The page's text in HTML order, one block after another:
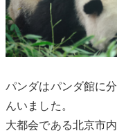
パンダはパンダ館に
んいました。
大都会である北京市